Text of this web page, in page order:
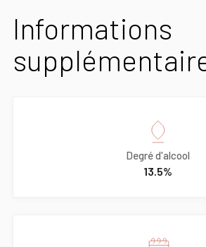
Informations
Degré d'alcool
13.5%